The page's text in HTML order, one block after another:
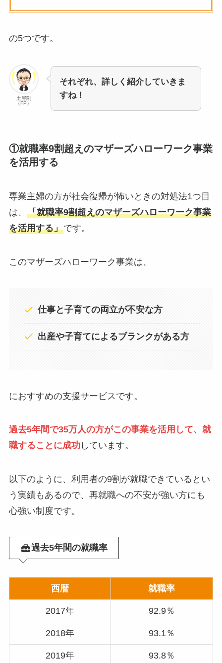
の5つです。
土屋剛
（FP）
それぞれ、詳しく紹介していきま
すね！
①就職率9割超えのマザーズハローワーク事業
を活用する
専業主婦の方が社会復帰が怖いときの対処法1つ目
は、 「就職率9割超えのマザーズハローワーク事業
を活用する」です。
このマザーズハローワーク事業は、
仕事と子育ての両立が不安な方
出産や子育てによるブランクがある方
におすすめの支援サービスです。
過去5年間で35万人の方がこの事業を活用して、就
職することに成功 しています。
以下のように、利用者の9割が就職できているとい
う実績もあるので、再就職への不安が強い方にも
心強い制度です。
過去5年間の就職率
西暦 就職率
2017年 92.9％
2018年 93.1％
2019年 93.8％